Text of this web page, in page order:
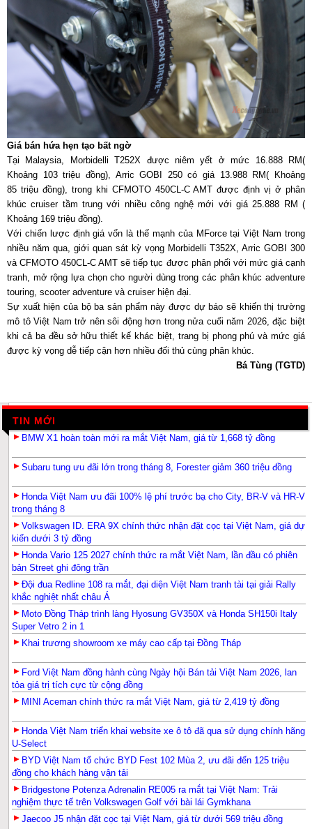
Giá bán hứa hẹn tạo bất ngờ
Tại Malaysia, Morbidelli T252X được niêm yết ở mức 16.888 RM(
Khoảng 103 triệu đồng), Arric GOBI 250 có giá 13.988 RM( Khoảng
85 triệu đồng), trong khi CFMOTO 450CL-C AMT được định vị ở phân
khúc cruiser tầm trung với nhiều công nghệ mới với giá 25.888 RM (
Khoảng 169 triệu đồng).
Với chiến lược định giá vốn là thế mạnh của MForce tại Việt Nam trong
nhiều năm qua, giới quan sát kỳ vọng Morbidelli T352X, Arric GOBI 300
và CFMOTO 450CL-C AMT sẽ tiếp tục được phân phối với mức giá cạnh
tranh, mở rộng lựa chọn cho người dùng trong các phân khúc adventure
touring, scooter adventure và cruiser hiện đại.
Sự xuất hiện của bộ ba sản phẩm này được dự báo sẽ khiến thị trường
mô tô Việt Nam trở nên sôi động hơn trong nửa cuối năm 2026, đặc biệt
khi cả ba đều sở hữu thiết kế khác biệt, trang bị phong phú và mức giá
được kỳ vọng dễ tiếp cận hơn nhiều đối thủ cùng phân khúc.
Bá Tùng (TGTD)
TIN MỚI
BMW X1 hoàn toàn mới ra mắt Việt Nam, giá từ 1,668 tỷ đồng
Subaru tung ưu đãi lớn trong tháng 8, Forester giảm 360 triệu đồng
Honda Việt Nam ưu đãi 100% lệ phí trước bạ cho City, BR-V và HR-V
trong tháng 8
Volkswagen ID. ERA 9X chính thức nhận đặt cọc tại Việt Nam, giá dự
kiến dưới 3 tỷ đồng
Honda Vario 125 2027 chính thức ra mắt Việt Nam, lần đầu có phiên
bản Street ghi đông trần
Đội đua Redline 108 ra mắt, đại diện Việt Nam tranh tài tại giải Rally
khắc nghiệt nhất châu Á
Moto Đồng Tháp trình làng Hyosung GV350X và Honda SH150i Italy
Super Vetro 2 in 1
Khai trương showroom xe máy cao cấp tại Đồng Tháp
Ford Việt Nam đồng hành cùng Ngày hội Bán tải Việt Nam 2026, lan
tỏa giá trị tích cực từ cộng đồng
MINI Aceman chính thức ra mắt Việt Nam, giá từ 2,419 tỷ đồng
Honda Việt Nam triển khai website xe ô tô đã qua sử dụng chính hãng
U-Select
BYD Việt Nam tổ chức BYD Fest 102 Mùa 2, ưu đãi đến 125 triệu
đồng cho khách hàng vận tải
Bridgestone Potenza Adrenalin RE005 ra mắt tại Việt Nam: Trải
nghiệm thực tế trên Volkswagen Golf với bài lái Gymkhana
Jaecoo J5 nhận đặt cọc tại Việt Nam, giá từ dưới 569 triệu đồng